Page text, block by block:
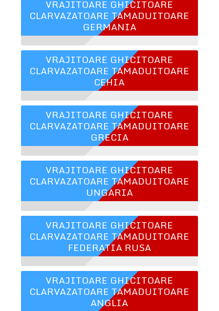
VRAJITOARE GHICITOARE
CLARVAZATOARE TAMADUITOARE
GERMANIA
VRAJITOARE GHICITOARE
CLARVAZATOARE TAMADUITOARE
CEHIA
VRAJITOARE GHICITOARE
CLARVAZATOARE TAMADUITOARE
GRECIA
VRAJITOARE GHICITOARE
CLARVAZATOARE TAMADUITOARE
UNGARIA
VRAJITOARE GHICITOARE
CLARVAZATOARE TAMADUITOARE
FEDERATIA RUSA
VRAJITOARE GHICITOARE
CLARVAZATOARE TAMADUITOARE
ANGLIA